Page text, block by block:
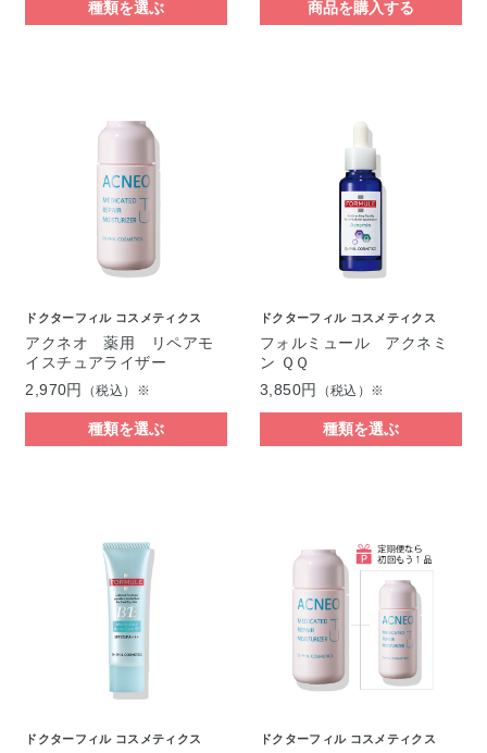
種類を選ぶ 商品を購入する
ドクターフィル コスメティクス
アクネオ 薬用 リペアモ
イスチュアライザー
2,970円
（税込）※
種類を選ぶ
ドクターフィル コスメティクス
フォルミュール アクネミ
ン ＱＱ
3,850円
（税込）※
種類を選ぶ
ドクターフィル コスメティクス ドクターフィル コスメティクス